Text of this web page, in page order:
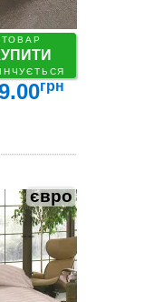
ТОВАР
грн
євро